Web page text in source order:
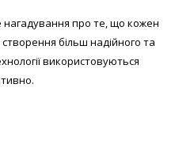
про те, що кожен
більш надійного та
використовуються